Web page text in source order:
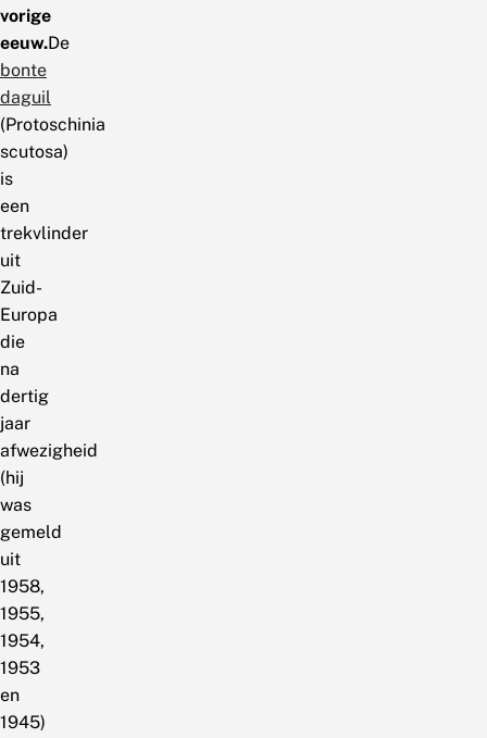
vorige
eeuw.De
bonte
daguil
(Protoschinia
scutosa)
is
een
trekvlinder
uit
Zuid-
Europa
die
na
dertig
jaar
afwezigheid
(hij
was
gemeld
uit
1958,
1955,
1954,
1953
en
1945)